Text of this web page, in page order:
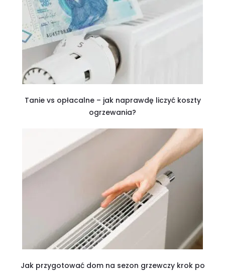
Tanie vs opłacalne – jak naprawdę liczyć koszty
ogrzewania?
Jak przygotować dom na sezon grzewczy krok po